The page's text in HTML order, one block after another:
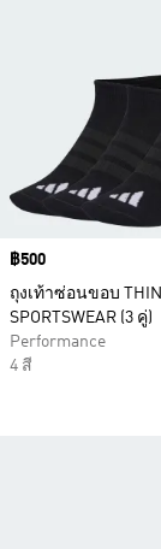
Price
฿500
ถุงเท้าซ่อนขอบ
SPORTSWEAR (3 คู่)
Performance
4 สี